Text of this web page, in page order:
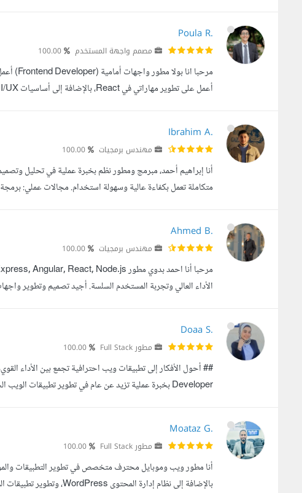
Poula R.
مصمم واجهة المستخدم 100.00
Ibrahim A.
مهندس برمجيات 100.00
أنا إبراهيم أحمد، مبرمج ومطور نظم بخبرة عملية في تحليل وتصميم
Ahmed B.
مهندس برمجيات 100.00
Doaa S.
مطور Full Stack 100.00
Moataz G.
مطور Full Stack 100.00